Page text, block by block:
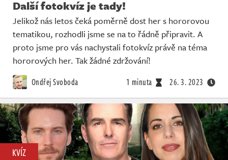
Další fotokvíz je tady!
Jelikož nás letos čeká poměrně dost her s hororovou
tematikou, rozhodli jsme se na to řádně připravit. A
proto jsme pro vás nachystali fotokvíz právě na téma
hororových her. Tak žádné zdržování!
Ondřej Svoboda 1 minuta 26. 3. 2023
KVÍZ